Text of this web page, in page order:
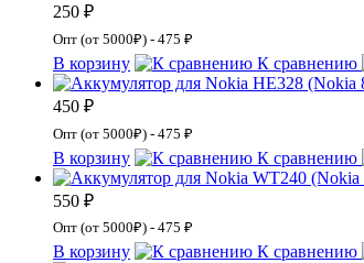
250 ₽
Опт (от 5000₽) - 475 ₽
В корзину К сравнению
450 ₽
Опт (от 5000₽) - 475 ₽
В корзину К сравнению
550 ₽
Опт (от 5000₽) - 475 ₽
В корзину К сравнению